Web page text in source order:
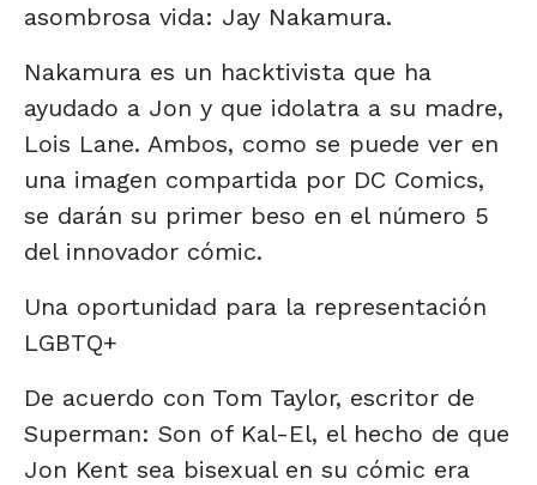
asombrosa vida: Jay Nakamura.
Nakamura es un hacktivista que ha
ayudado a Jon y que idolatra a su madre,
Lois Lane. Ambos, como se puede ver en
una imagen compartida por DC Comics,
se darán su primer beso en el número 5
del innovador cómic.
Una oportunidad para la representación
LGBTQ+
De acuerdo con Tom Taylor, escritor de
Superman: Son of Kal-El, el hecho de que
Jon Kent sea bisexual en su cómic era